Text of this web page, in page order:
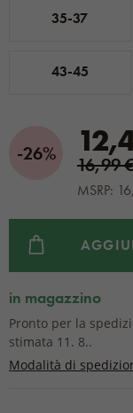
35-37
43-45
-26%
16,99
MSRP:
in magazzino
Pronto per la
stimata 11. 8..
Modalità di